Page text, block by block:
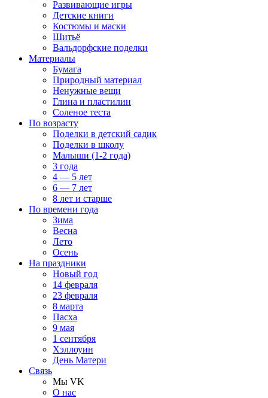
Развивающие игры
Детские книги
Костюмы и маски
Шитьё
Вальдорфские поделки
Материалы
Бумага
Природный материал
Ненужные вещи
Глина и пластилин
Соленое теста
По возрасту
Поделки в детский садик
Поделки в школу
Малыши (1-2 года)
3 года
4 — 5 лет
6 — 7 лет
8 лет и старше
По времени года
Зима
Весна
Лето
Осень
На праздники
Новый год
14 февраля
23 февраля
8 марта
Пасха
9 мая
1 сентября
Хэллоуин
День Матери
Связь
Мы VK
О нас